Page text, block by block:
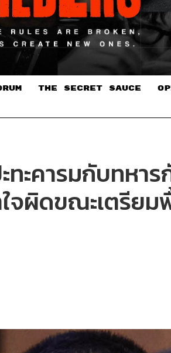
THE SECRET SAUCE​
ะคารมกับทหา
จผิดขณะเตรีย